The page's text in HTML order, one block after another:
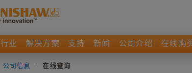
行业 解决方案 支持 新闻 公司介绍 在线购
公司信息 - 在线查询